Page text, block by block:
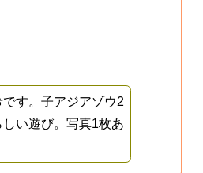
す。子アジアゾウ2
い遊び。写真1枚あ